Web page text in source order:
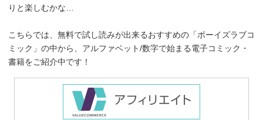
りと楽しむかな…
こちらでは、無料で試し読みが出来るおすすめの「ボーイズラブコ
ミック」の中から、アルファベット/数字で始まる電子コミック・
書籍をご紹介中です！